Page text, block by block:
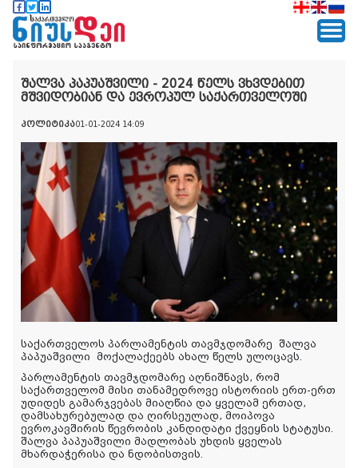
შალვა პაპუაშვილი - 2024 წელს ვხვდებით
მშვიდობიან და ევროპულ საქართველოში
პოლიტიკა01-01-2024 14:09
საქართველოს პარლამენტის თავმჯდომარე შალვა
პაპუაშვილი მოქალაქეებს ახალ წელს ულოცავს.
პარლამენტის თავმჯდომარე აღნიშნავს, რომ
საქართველომ მისი თანამედროვე ისტორიის ერთ-ერთ
უდიდეს გამარჯვებას მიაღწია და ყველამ ერთად,
დამსახურებულად და ღირსეულად, მოიპოვა
ევროკავშირის წევრობის კანდიდატი ქვეყნის სტატუსი.
შალვა პაპუაშვილი მადლობას უხდის ყველას
მხარდაჭერისა და ნდობისთვის.